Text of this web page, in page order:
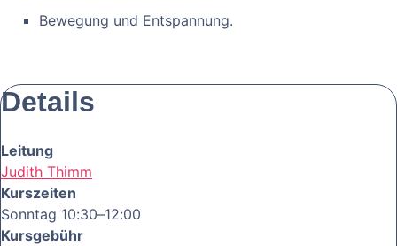
Bewegung und Entspannung.
Details
Leitung
Judith Thimm
Kurszeiten
Sonntag 10:30–12:00
Kursgebühr